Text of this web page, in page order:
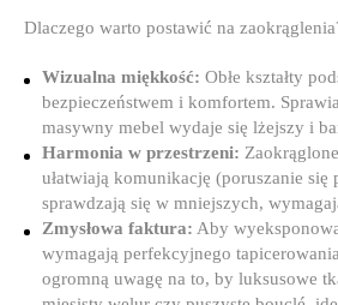
Dlaczego warto postawić na
Wizualna miękkość: Obłe kształty
bezpieczeństwem i komfortem.
masywny mebel wydaje się lżejszy i
Harmonia w przestrzeni:
ułatwiają komunikację (poruszanie
sprawdzają się w mniejszych,
Zmysłowa faktura: Aby
wymagają perfekcyjnego
ogromną uwagę na to, by luksusowe